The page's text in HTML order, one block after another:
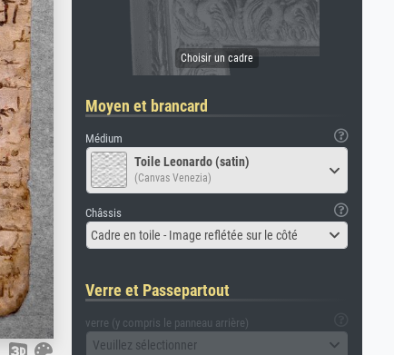
Moyen et brancard
Médium
Toile Leonardo (satin)
(Canvas Venezia)
Châssis
Cadre en toile - Image reflétée sur le côté
Verre et Passepartout
verre (y compris le panneau arrière)
Veuillez sélectionner